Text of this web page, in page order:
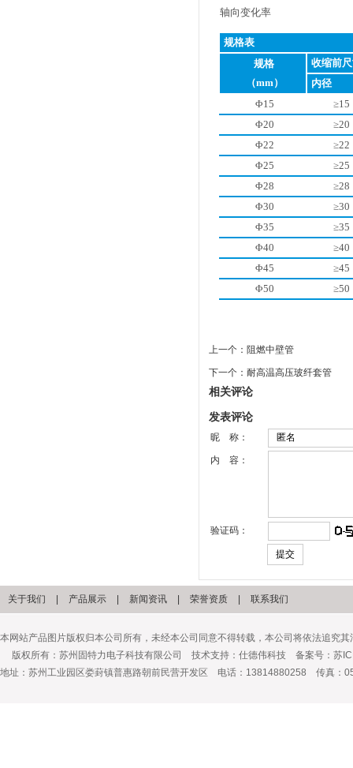
轴向变化率
规格表
规格
（mm）
收缩前
内径
Φ15
≥15
Φ20
≥20
Φ22
≥22
Φ25
≥25
Φ28
≥28
Φ30
≥30
Φ35
≥35
Φ40
≥40
Φ45
≥45
Φ50
≥50
上一个： 阻燃中壁管
下一个： 耐高温高压玻纤套管
相关评论
发表评论
昵 称：
内 容：
验证码：
关于我们 | 产品展示 | 新闻资讯 | 荣誉资质 | 联系我们
本网站产品图片版权归本公司所有，未经本公司同意不得转载，本公司将依法追究其
版权所有：苏州固特力电子科技有限公司 技术支持： 仕德伟科技 备案号： 苏
地址：苏州工业园区娄葑镇普惠路朝前民营开发区 电话：13814880258 传真：